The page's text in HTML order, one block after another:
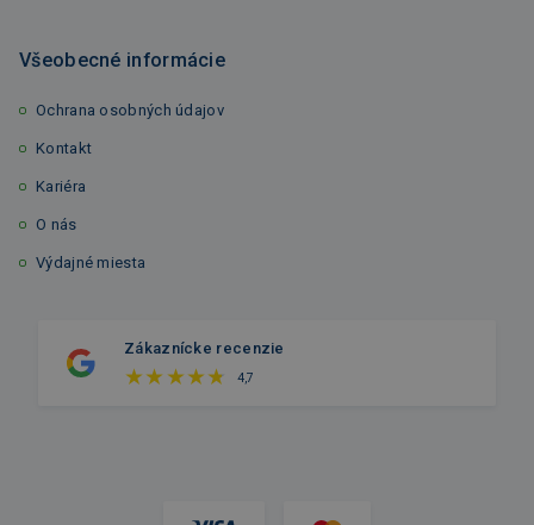
Všeobecné informácie
Ochrana osobných údajov
Kontakt
Kariéra
O nás
Výdajné miesta
Zákaznícke recenzie
4,7